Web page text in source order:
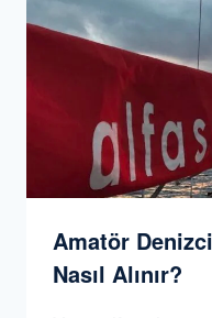
Amatör
Nasıl Alınır?